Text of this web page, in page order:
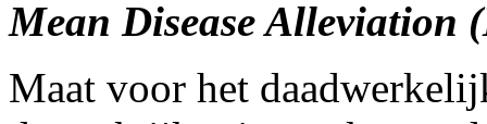
Mean Disease Alleviation
Maat voor het